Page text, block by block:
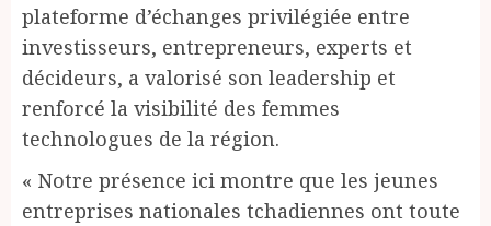
plateforme d’échanges privilégiée entre
investisseurs, entrepreneurs, experts et
décideurs, a valorisé son leadership et
renforcé la visibilité des femmes
technologues de la région.
« Notre présence ici montre que les jeunes
entreprises nationales tchadiennes ont toute